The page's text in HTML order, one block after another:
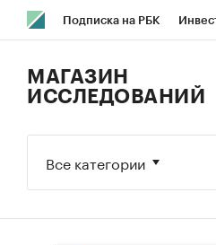
Подписка на РБК
Исследования
МАГАЗИН
ИССЛЕДОВАНИЙ
Все категории